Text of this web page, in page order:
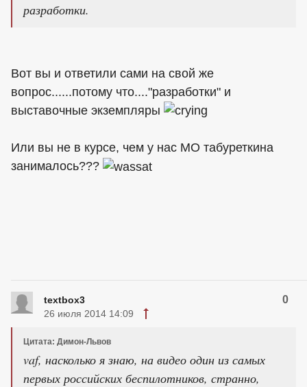
разработки.
Вот вы и ответили сами на свой же
вопрос......потому что...."разработки" и
выставочные экземпляры
Или вы не в курсе, чем у нас МО табуреткина
занималось???
textbox3 0
26 июля 2014 14:09
Цитата: Димон-Львов
vaf, насколько я знаю, на видео один из самых
первых российских беспилотников, странно,